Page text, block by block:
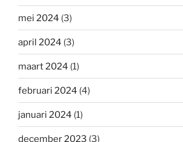
mei 2024 (3)
april 2024 (3)
maart 2024 (1)
februari 2024 (4)
januari 2024 (1)
december 2023 (3)